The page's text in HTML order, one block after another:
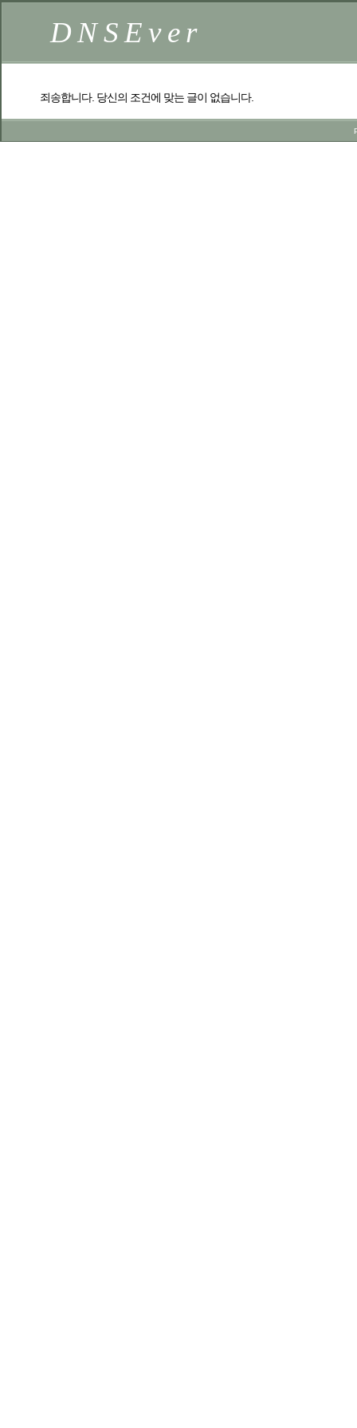
DNSEver
죄송합니다. 당신의 조건에 맞는 글이 없습니다.